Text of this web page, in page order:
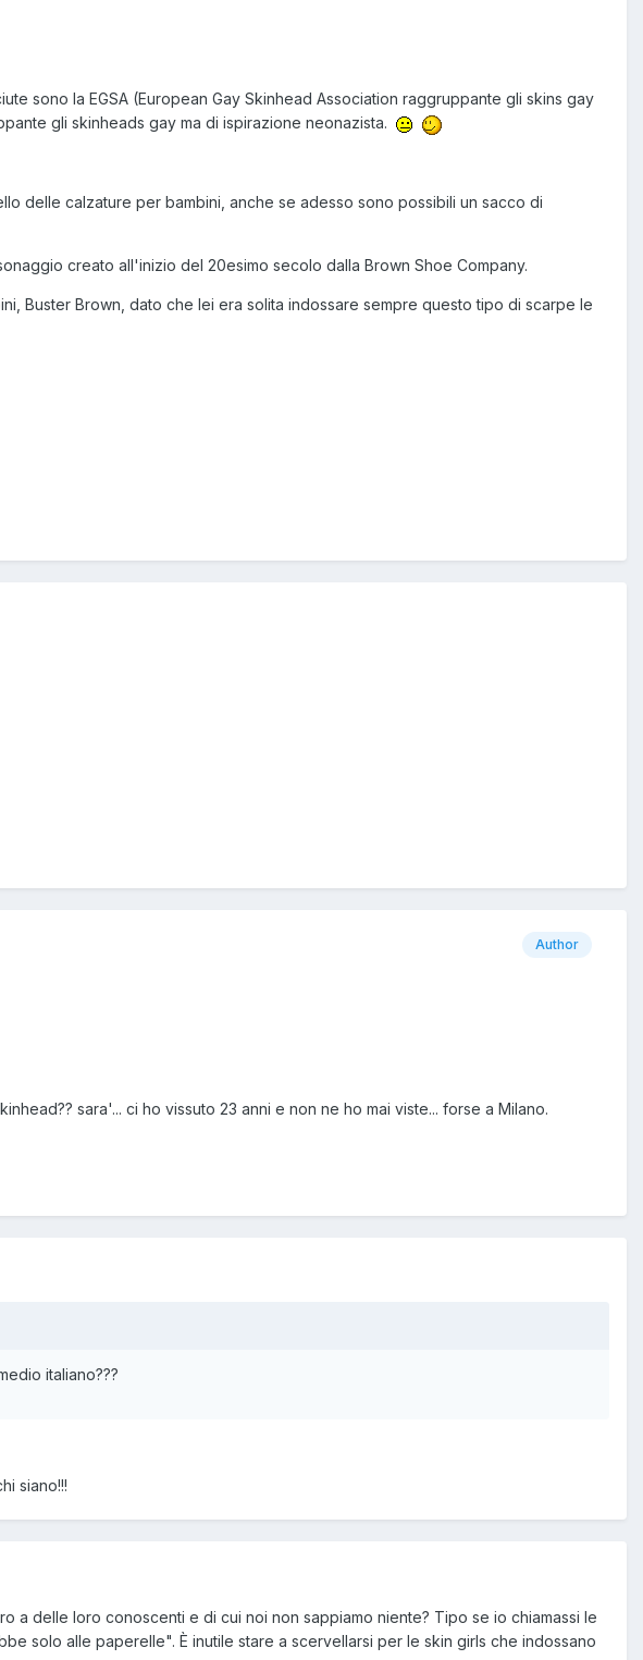
sono la EGSA (European Gay Skinhead Association raggruppante gli skins gay
gli skinheads gay ma di ispirazione neonazista.
delle calzature per bambini, anche se adesso sono possibili un sacco di
creato all'inizio del 20esimo secolo dalla Brown Shoe Company.
Buster Brown, dato che lei era solita indossare sempre questo tipo di scarpe le
Author
sara'... ci ho vissuto 23 anni e non ne ho mai viste... forse a Milano.
italiano???
siano!!!
a delle loro conoscenti e di cui noi non sappiamo niente? Tipo se io chiamassi le
solo alle paperelle". È inutile stare a scervellarsi per le skin girls che indossano